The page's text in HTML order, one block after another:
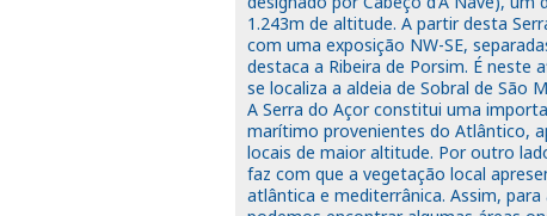
1.243m de altitude. A partir desta
com uma exposição NW-SE,
destaca a Ribeira de Porsim. É neste
se localiza a aldeia de Sobral de São
A Serra do Açor constitui uma
marítimo provenientes do Atlântico,
locais de maior altitude. Por outro
faz com que a vegetação local
atlântica e mediterrânica. Assim,